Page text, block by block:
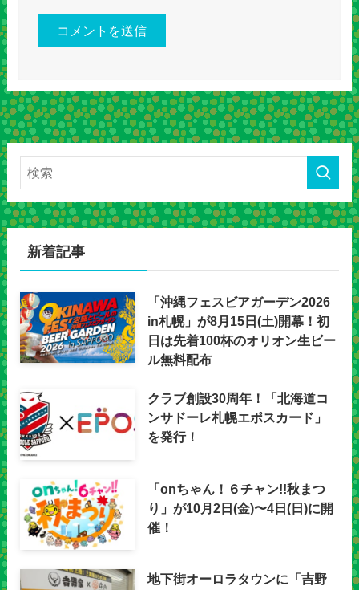
新着記事
「沖縄フェスビアガーデン2026
in札幌」が8月15日(土)開幕！初
日は先着100杯のオリオン生ビー
ル無料配布
クラブ創設30周年！「北海道コ
ンサドーレ札幌エポスカード」
を発行！
「onちゃん！６チャン!!秋まつ
り」が10月2日(金)〜4日(日)に開
催！
地下街オーロラタウンに「吉野